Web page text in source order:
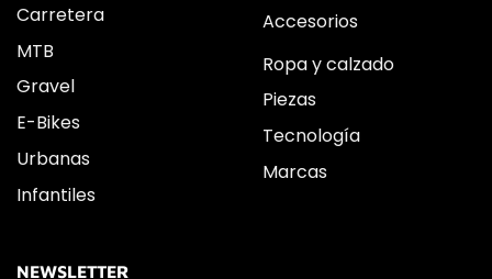
Carretera
MTB
Gravel
E-Bikes
Urbanas
Infantiles
Accesorios
Ropa y calzado
Piezas
Tecnología
Marcas
NEWSLETTER